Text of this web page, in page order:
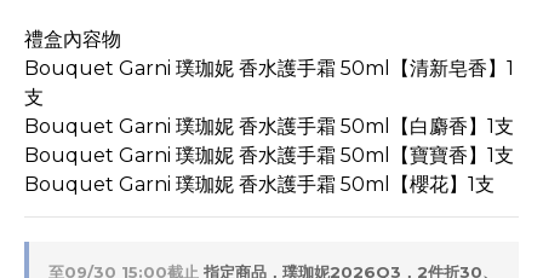
禮盒內容物
Bouquet Garni 璞珈妮 香水護手霜 50ml【清新皂香】1
支
Bouquet Garni 璞珈妮 香水護手霜 50ml【白麝香】1支
Bouquet Garni 璞珈妮 香水護手霜 50ml【寶寶香】1支
Bouquet Garni 璞珈妮 香水護手霜 50ml【櫻花】1支
至09/30 15:00截止 指定商品，璞珈妮2026Q3，2件折30、